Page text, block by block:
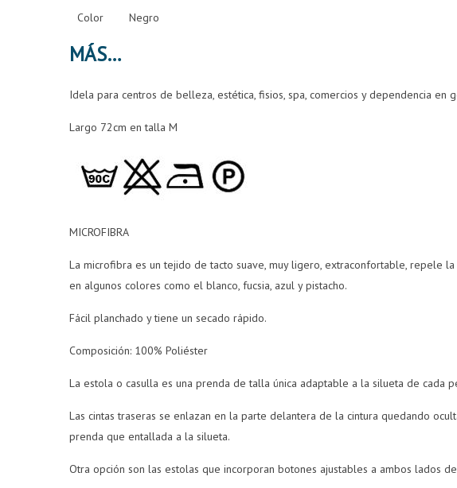
Color Negro
MÁS
Idela para centros de belleza, estética, fisios, spa, comercios y dependencia en
Largo 72cm en talla M
MICROFIBRA
La microfibra es un tejido de tacto suave, muy ligero, extraconfortable, repele
en algunos colores como el blanco, fucsia, azul y pistacho.
Fácil planchado y tiene un secado rápido.
Composición: 100% Poliéster
La estola o casulla es una prenda de talla única adaptable a la silueta de cada
Las cintas traseras se enlazan en la parte delantera de la cintura quedando
prenda que entallada a la silueta.
Otra opción son las estolas que incorporan botones ajustables a ambos lados